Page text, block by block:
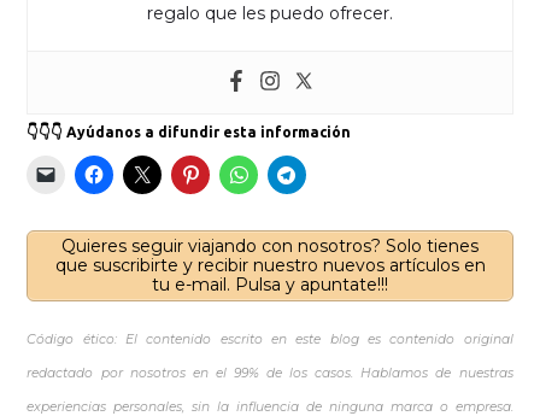
regalo que les puedo ofrecer.
👇👇👇 Ayúdanos a difundir esta información
Quieres seguir viajando con nosotros? Solo tienes
que suscribirte y recibir nuestro nuevos artículos en
tu e-mail. Pulsa y apuntate!!!
Código ético: El contenido escrito en este blog es contenido original
redactado por nosotros en el 99% de los casos. Hablamos de nuestras
experiencias personales, sin la influencia de ninguna marca o empresa.